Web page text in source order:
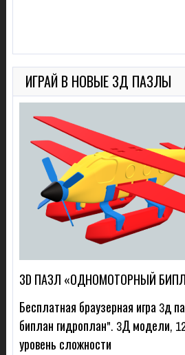
ИГРАЙ В НОВЫЕ 3Д ПАЗЛЫ
3D ПАЗЛ «ОДНОМОТОРНЫЙ
Бесплатная браузерная игра 3д
биплан гидроплан". 3Д модели,
уровень сложности